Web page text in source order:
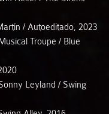
/ Autoeditado, 2023
Troupe / Blue
Leyland / Swing